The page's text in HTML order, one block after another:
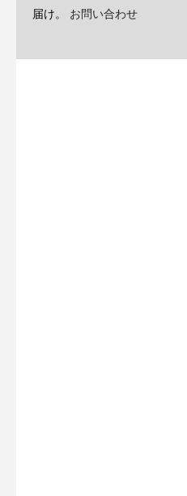
届け。 お問い合わせ